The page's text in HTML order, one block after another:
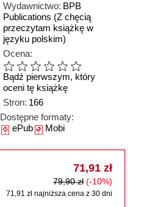
Wydawnictwo: BPB
Publications (Z chęcią
przeczytam książkę w
języku polskim)
Ocena:
Bądź pierwszym, który
oceni tę książkę
Stron: 166
Dostępne formaty:
ePubMobi
71,91 zł
79,90 zł (-10%)
71,91 zł najniższa cena z 30 dni